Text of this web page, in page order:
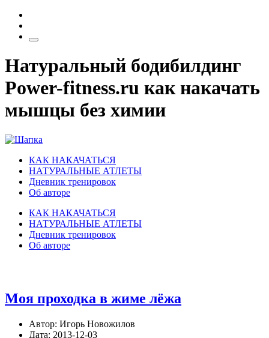
Натуральный бодибилдинг
Power-fitness.ru как накачать
мышцы без химии
КАК НАКАЧАТЬСЯ
НАТУРАЛЬНЫЕ АТЛЕТЫ
Дневник тренировок
Об авторе
КАК НАКАЧАТЬСЯ
НАТУРАЛЬНЫЕ АТЛЕТЫ
Дневник тренировок
Об авторе
Моя проходка в жиме лёжа
Автор: Игорь Новожилов
Дата: 2013-12-03